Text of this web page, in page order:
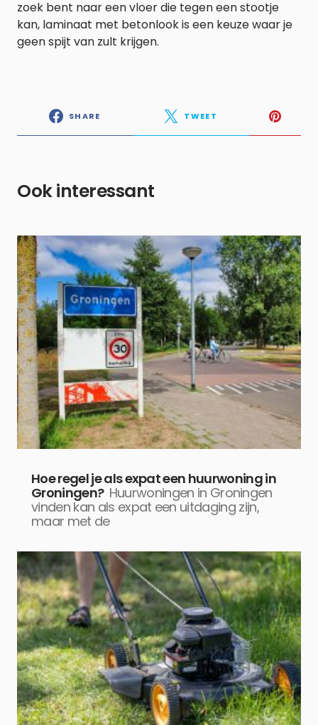
zoek bent naar een vloer die tegen een stootje
kan, laminaat met betonlook is een keuze waar je
geen spijt van zult krijgen.
SHARE TWEET
Ook interessant
Hoe regel je als expat een huurwoning in
Groningen? Huurwoningen in Groningen
vinden kan als expat een uitdaging zijn,
maar met de